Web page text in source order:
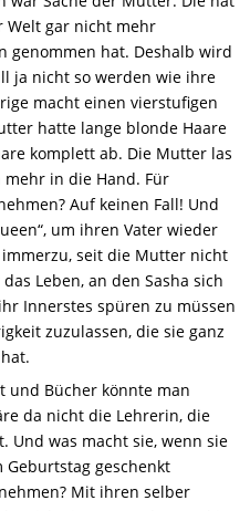
Welt gar nicht mehr
genommen hat. Deshalb wird
ja nicht so werden wie ihre
macht einen vierstufigen
hatte lange blonde Haare
komplett ab. Die Mutter las
mehr in die Hand. Für
Auf keinen Fall! Und
um ihren Vater wieder
seit die Mutter nicht
Leben, an den Sasha sich
Innerstes spüren zu müssen
zuzulassen, die sie ganz
und Bücher könnte man
da nicht die Lehrerin, die
Und was macht sie, wenn sie
geschenkt
Mit ihren selber